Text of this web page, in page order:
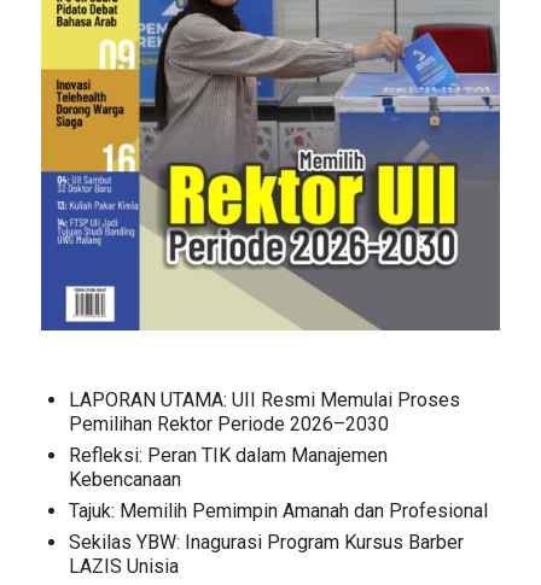
LAPORAN UTAMA: UII Resmi Memulai Proses
Pemilihan Rektor Periode 2026–2030
Refleksi: Peran TIK dalam Manajemen
Kebencanaan
Tajuk: Memilih Pemimpin Amanah dan Profesional
Sekilas YBW: Inagurasi Program Kursus Barber
LAZIS Unisia